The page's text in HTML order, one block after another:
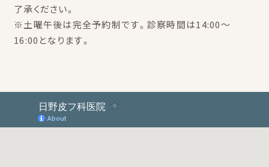
了承ください。
※土曜午後は完全予約制です。診察時間は14:00～
16:00となります。